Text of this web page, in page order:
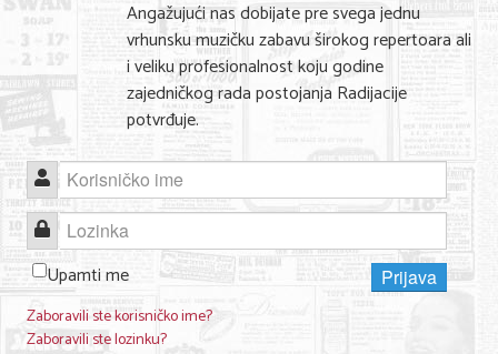
ADRESAR
Posao
Usluge
Nega lica i tela
Shopping
Sve za venčanje
Sve za decu
Kuća i bašta
Angažujući nas dobijate pre svega jednu
vrhunsku muzičku zabavu širokog repertoara ali
i veliku profesionalnost koju godine
zajedničkog rada postojanja Radijacije
potvrđuje.
Korisničko ime
Lozinka
Upamti me
Prijava
Zaboravili ste korisničko ime?
Zaboravili ste lozinku?